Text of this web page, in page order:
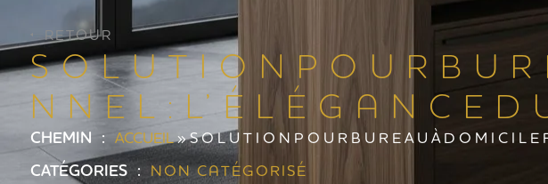
RETOUR
S O L U T I O N P O U R B U
N N E L : L’ É L É G A N C E D
CHEMIN : ACCUEIL»S O L U T I O N P O U R B U R E A U À D O M I C I L E
CATÉGORIES : NON CATÉGORISÉ